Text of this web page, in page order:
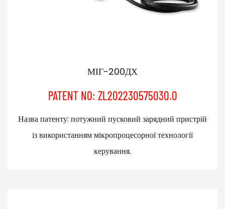
МІГ-200ДХ
PATENT NO: ZL202230575030.0
Назва патенту: потужний пусковий зарядний пристрій
із використанням мікропроцесорної технології
керування.